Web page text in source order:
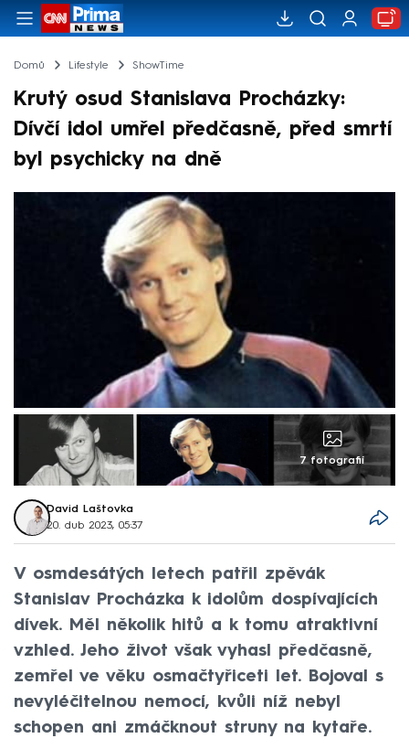
Domů Lifestyle ShowTime
Krutý osud Stanislava Procházky:
Dívčí idol umřel předčasně, před smrtí
byl psychicky na dně
7 fotografií
David Laštovka
20. dub 2023, 05:37
V osmdesátých letech patřil zpěvák
Stanislav Procházka k idolům dospívajících
dívek. Měl několik hitů a k tomu atraktivní
vzhled. Jeho život však vyhasl předčasně,
zemřel ve věku osmačtyřiceti let. Bojoval s
nevyléčitelnou nemocí, kvůli níž nebyl
schopen ani zmáčknout struny na kytaře.